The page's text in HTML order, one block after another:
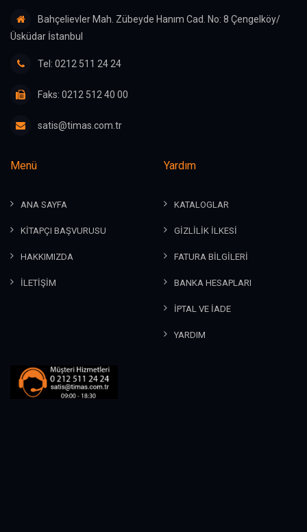
Bahçelievler Mah. Zübeyde Hanım Cad. No: 8 Çengelköy/
Üsküdar İstanbul
Tel: 0212 511 24 24
Faks: 0212 512 40 00
satis@timas.com.tr
Menü
ANA SAYFA
KİTAPÇI BAŞVURUSU
HAKKIMIZDA
İLETİŞİM
Yardım
KATALOGLAR
GİZLİLİK İLKESİ
FATURA BİLGİLERİ
BANKA HESAPLARI
İPTAL VE İADE
YARDIM